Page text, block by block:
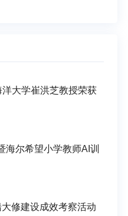
大学崔洪芝教授荣获
海尔希望小学教师AI训
修建设成效考察活动